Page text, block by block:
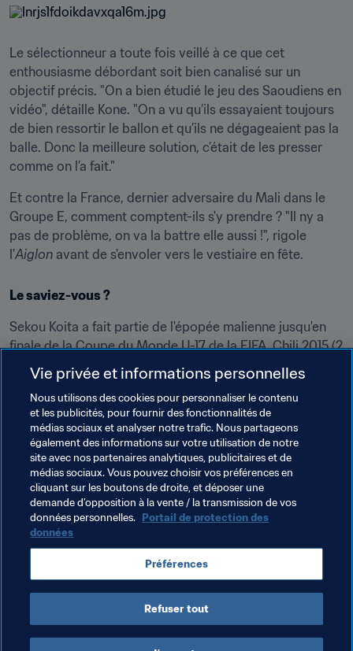
Le sélectionneur a toute fois veillé à ce que cet
enthousiasme débordant soit bien canalisé sur un
objectif précis. "On a bien étudié le jeu des Saoudiens en
vidéo", détaille Kone. "On a vu qu’ils essayaient toujours
de bien ressortir le ballon et qu’ils ne dégageaient pas la
balle. Donc la meilleure solution, c’était de les presser
comme on l’a fait."
Et contre la France, dernier adversaire du Mali dans le
Groupe E, comment comptent-ils s'y prendre ? "Il ny a
pas de problème, on va la battre elle aussi !", rigole
l'Aiglon avant de s'envoler vers le vestiaire en fête.
Le saviez-vous ?
Sekou Koita a fait partie de l'épopée malienne jusqu'en
finale de la Coupe du Monde U-17 de la FIFA, Chili 2015 (2
buts marqués), soit le plus beau parcours jamais
enregistré par une sélection du pays sur la scène
mondiale. Il s'est depuis ouvert les portes de l'équipe
sénior avec qui il compte six sélections pour un but.
Thèmes en lien
Coupe du Monde U-20 de la FIFA, Pologne 2019™
Mali
Vie privée et informations personnelles
Nous utilisons des cookies pour personnaliser le contenu
et les publicités, pour fournir des fonctionnalités de
médias sociaux et analyser notre trafic. Nous partageons
également des informations sur votre utilisation de notre
site avec nos partenaires analytiques, publicitaires et de
médias sociaux. Vous pouvez choisir vos préférences en
cliquant sur les boutons de droite, et déposer une
demande d’opposition à la vente / la transmission de vos
données personnelles. Portail de protection des
données
Préférences
Refuser tout